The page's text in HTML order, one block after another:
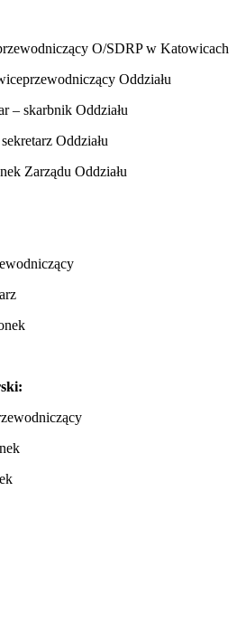
O/SDRP w Katowicach
Oddziału
– skarbnik Oddziału
Oddziału
Zarządu Oddziału